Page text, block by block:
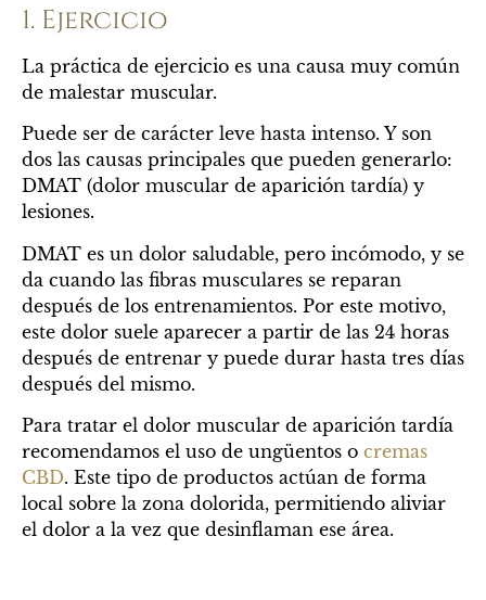
1. Ejercicio
La práctica de ejercicio es una causa muy común
de malestar muscular.
Puede ser de carácter leve hasta intenso. Y son
dos las causas principales que pueden generarlo:
DMAT (dolor muscular de aparición tardía) y
lesiones.
DMAT es un dolor saludable, pero incómodo, y se
da cuando las fibras musculares se reparan
después de los entrenamientos. Por este motivo,
este dolor suele aparecer a partir de las 24 horas
después de entrenar y puede durar hasta tres días
después del mismo.
Para tratar el dolor muscular de aparición tardía
recomendamos el uso de ungüentos o cremas
CBD. Este tipo de productos actúan de forma
local sobre la zona dolorida, permitiendo aliviar
el dolor a la vez que desinflaman ese área.